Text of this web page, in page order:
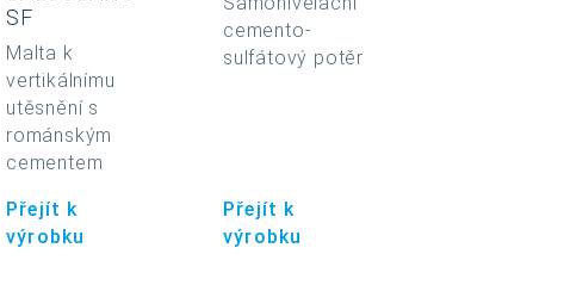
SF
Malta k
vertikálnímu
utěsnění s
románským
cementem
Přejít k
výrobku
cemento-
sulfátový potěr
Přejít k
výrobku